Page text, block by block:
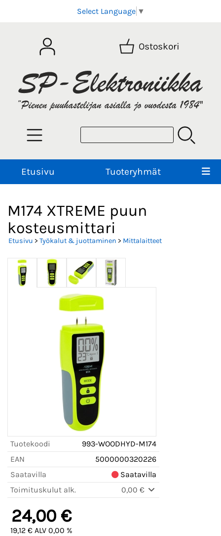
Select Language ▼
Ostoskori
Etusivu Tuoteryhmät
M174 XTREME puun
kosteusmittari
Etusivu > Työkalut & juottaminen > Mittalaitteet
Tuotekoodi
993-WOODHYD-M174
EAN
5000000320226
Saatavilla
Saatavilla
Toimituskulut alk.
0,00 €
24,00 €
19,12 € ALV 0,00 %